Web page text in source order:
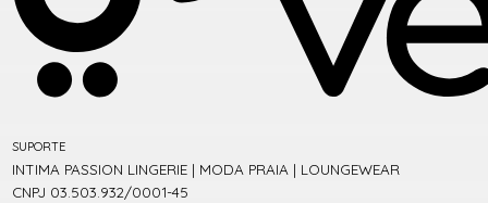
SUPORTE
INTIMA PASSION LINGERIE | MODA PRAIA | LOUNGEWEAR
CNPJ 03.503.932/0001-45